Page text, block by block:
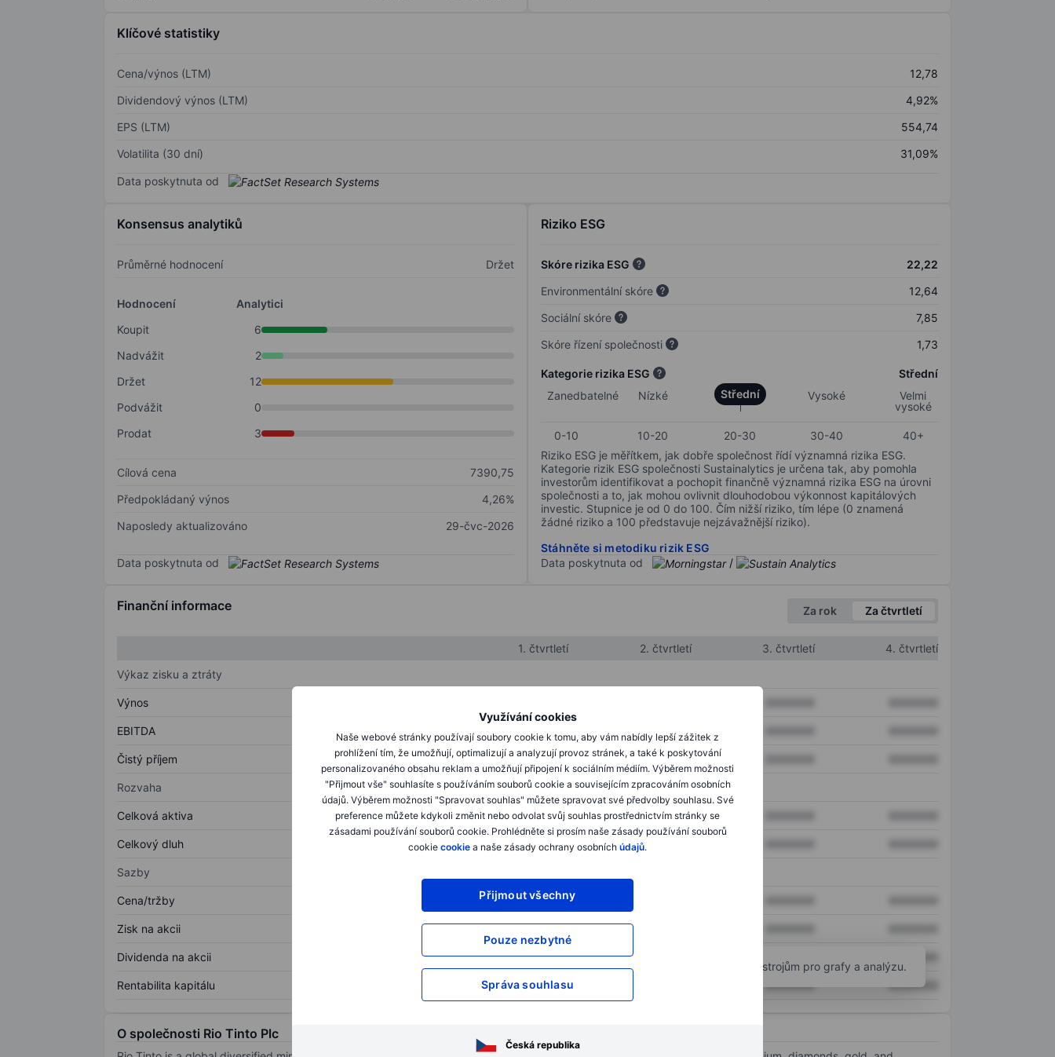
Využívání cookies
Naše webové stránky používají soubory cookie k tomu, aby vám nabídly lepší zážitek z
prohlížení tím, že umožňují, optimalizují a analyzují provoz stránek, a také k poskytování
personalizovaného obsahu reklam a umožňují připojení k sociálním médiím. Výběrem možnosti
"Přijmout vše" souhlasíte s používáním souborů cookie a souvisejícím zpracováním osobních
údajů. Výběrem možnosti "Spravovat souhlas" můžete spravovat své předvolby souhlasu. Své
preference můžete kdykoli změnit nebo odvolat svůj souhlas prostřednictvím stránky se
zásadami používání souborů cookie. Prohlédněte si prosím naše zásady používání souborů
cookie cookie a naše zásady ochrany osobních údajů.
Přijmout všechny
Pouze nezbytné
Správa souhlasu
Česká republika
Klíčové statistiky
Cena/výnos (LTM)
12,78
Dividendový výnos (LTM)
4,92%
EPS (LTM)
554,74
Volatilita (30 dní)
31,09%
Data poskytnuta od
Konsensus analytiků
Průměrné hodnocení Držet
Hodnocení
Analytici
Koupit
6
Nadvážit
2
Držet
12
Podvážit
0
Prodat
3
Cílová cena
7390,75
Předpokládaný výnos
4,26%
Naposledy aktualizováno
29-čvc-2026
Data poskytnuta od
Riziko ESG
Skóre rizika ESG
22,22
Environmentální skóre
12,64
Sociální skóre
7,85
Skóre řízení společnosti
1,73
Kategorie rizika ESG
Střední
Zanedbatelné
Nízké Střední Vysoké
Velmi
vysoké
0-10 10-20 20-30 30-40
40+
Riziko ESG je měřítkem, jak dobře společnost řídí významná rizika ESG.
Kategorie rizik ESG společnosti Sustainalytics je určena tak, aby pomohla
investorům identifikovat a pochopit finančně významná rizika ESG na úrovni
společnosti a to, jak mohou ovlivnit dlouhodobou výkonnost kapitálových
investic. Stupnice je od 0 do 100. Čím nižší riziko, tím lépe (0 znamená
žádné riziko a 100 představuje nejzávažnější riziko).
Stáhněte si metodiku rizik ESG
Data poskytnuta od
/
Finanční informace Za rok Za čtvrtletí
1. čtvrtletí 2. čtvrtletí 3. čtvrtletí
4. čtvrtletí
Výkaz zisku a ztráty
Výnos
EBITDA XXXXXXX XXXXXXX
Čistý příjem XXXXXXX XXXXXXX
Rozvaha
Celková aktiva XXXXXXX XXXXXXX
Celkový dluh XXXXXXX XXXXXXX
Sazby
Cena/tržby XXXXXXX
Zisk na akcii XXXXXXX
Dividenda na akcii XXXXXXX
Rentabilita kapitálu XXXXXXX XXXXXXX XXXXXXX
Otevřete si účeta získejte přístup k pokročilým nástrojům pro grafy a analýzu.
O společnosti Rio Tinto Plc